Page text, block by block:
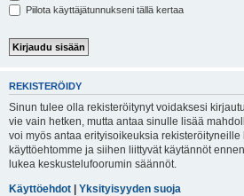
Piilota käyttäjätunnukseni tällä kertaa
REKISTERÖIDY
Sinun tulee olla rekisteröitynyt voidaksesi
vie vain hetken, mutta antaa sinulle lisää
voi myös antaa erityisoikeuksia rekisteröityneille
käyttöehtomme ja siihen liittyvät käytännöt
lukea keskustelufoorumin säännöt.
Käyttöehdot | Yksityisyyden suoja